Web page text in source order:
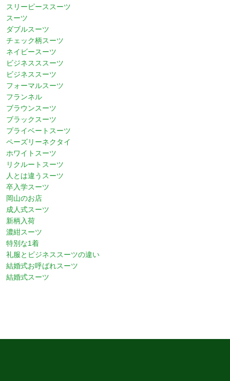
スリーピーススーツ
スーツ
ダブルスーツ
チェック柄スーツ
ネイビースーツ
ビジネスススーツ
ビジネススーツ
フォーマルスーツ
フランネル
ブラウンスーツ
ブラックスーツ
プライベートスーツ
ペーズリーネクタイ
ホワイトスーツ
リクルートスーツ
人とは違うスーツ
卒入学スーツ
岡山のお店
成人式スーツ
新柄入荷
濃紺スーツ
特別な1着
礼服とビジネススーツの違い
結婚式お呼ばれスーツ
結婚式スーツ